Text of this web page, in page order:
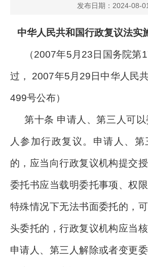
发布日期：2024-08-01
中华人民共和国行政复议法实
（2007年5月23日国务院第
过， 2007年5月29日中华人民
499号公布）
第十条 申请人、第三人可
人参加行政复议。申请人、第
的，应当向行政复议机构提交
委托书应当载明委托事项、权
特殊情况下无法书面委托的，
头委托的，行政复议机构应当核
申请人、第三人解除或者变更